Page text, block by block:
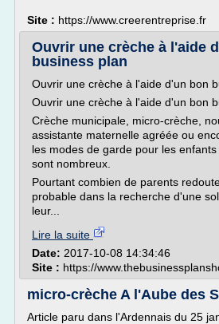
Site : https://www.creerentreprise.fr
Ouvrir une crèche à l'aide
business plan
Ouvrir une crèche à l'aide d'un bon
Ouvrir une crèche à l'aide d'un bon
Crèche municipale, micro-crèche,
assistante maternelle agréée ou
les modes de garde pour les
sont nombreux.
Pourtant combien de parents
probable dans la recherche d'une
leur...
Lire la suite
Date: 2017-10-08 14:34:46
Site : https://
micro-crèche A l'Aube des
Article paru dans l'Ardennais du 25